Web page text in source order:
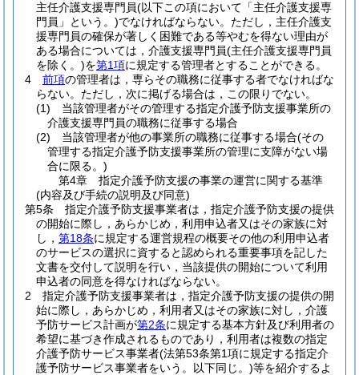
主任介護支援専門員(以下この項において「主任介護支援専
門員」という。)でなければならない。 ただし，主任介護支
援専門員の確保が著しく困難である等やむを得ない理由が
ある場合については，介護支援専門員(主任介護支援専門員
を除く。)を第1項に規定する管理者とすることができる。
4
前項の管理者は，専らその職務に従事する者でなければな
らない。 ただし，次に掲げる場合は，この限りでない。
(1)
当該管理者がその管理する指定介護予防支援事業所の
介護支援専門員の職務に従事する場合
(2)
当該管理者が他の事業所の職務に従事する場合(その
管理する指定介護予防支援事業所の管理に支障がない場
合に限る。)
第4章
指定介護予防支援の事業の運営に関する基準
(内容及び手続の説明及び同意)
第5条
指定介護予防支援事業者は，指定介護予防支援の提供
の開始に際し，あらかじめ，利用申込者又はその家族に対
し， 第18条に規定する運営規程の概要その他の利用申込者
のサービスの選択に資すると認められる重要事項を記した
文書を交付して説明を行い，当該提供の開始について利用
申込者の同意を得なければならない。
2
指定介護予防支援事業者は，指定介護予防支援の提供の開
始に際し，あらかじめ，利用者又はその家族に対し，介護
予防サービス計画が第2条に規定する基本方針及び利用者の
希望に基づき作成されるものであり，利用者は複数の指定
介護予防サービス事業者(法第53条第1項に規定する指定介
護予防サービス事業者をいう。以下同じ。)等を紹介するよ